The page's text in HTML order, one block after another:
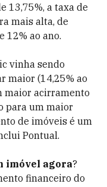
13,75%, a taxa de
mais alta, de
12% ao ano.
vinha sendo
maior (14,25% ao
maior acirramento
para um maior
de imóveis é um
Pontual.
imóvel agora?
financeiro do